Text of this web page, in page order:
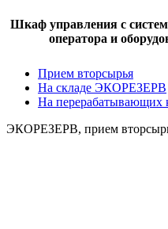
Шкаф управления с
оператора и
Прием вторсырья
На складе ЭКОРЕЗЕРВ
На перерабатывающих
ЭКОРЕЗЕРВ, прием